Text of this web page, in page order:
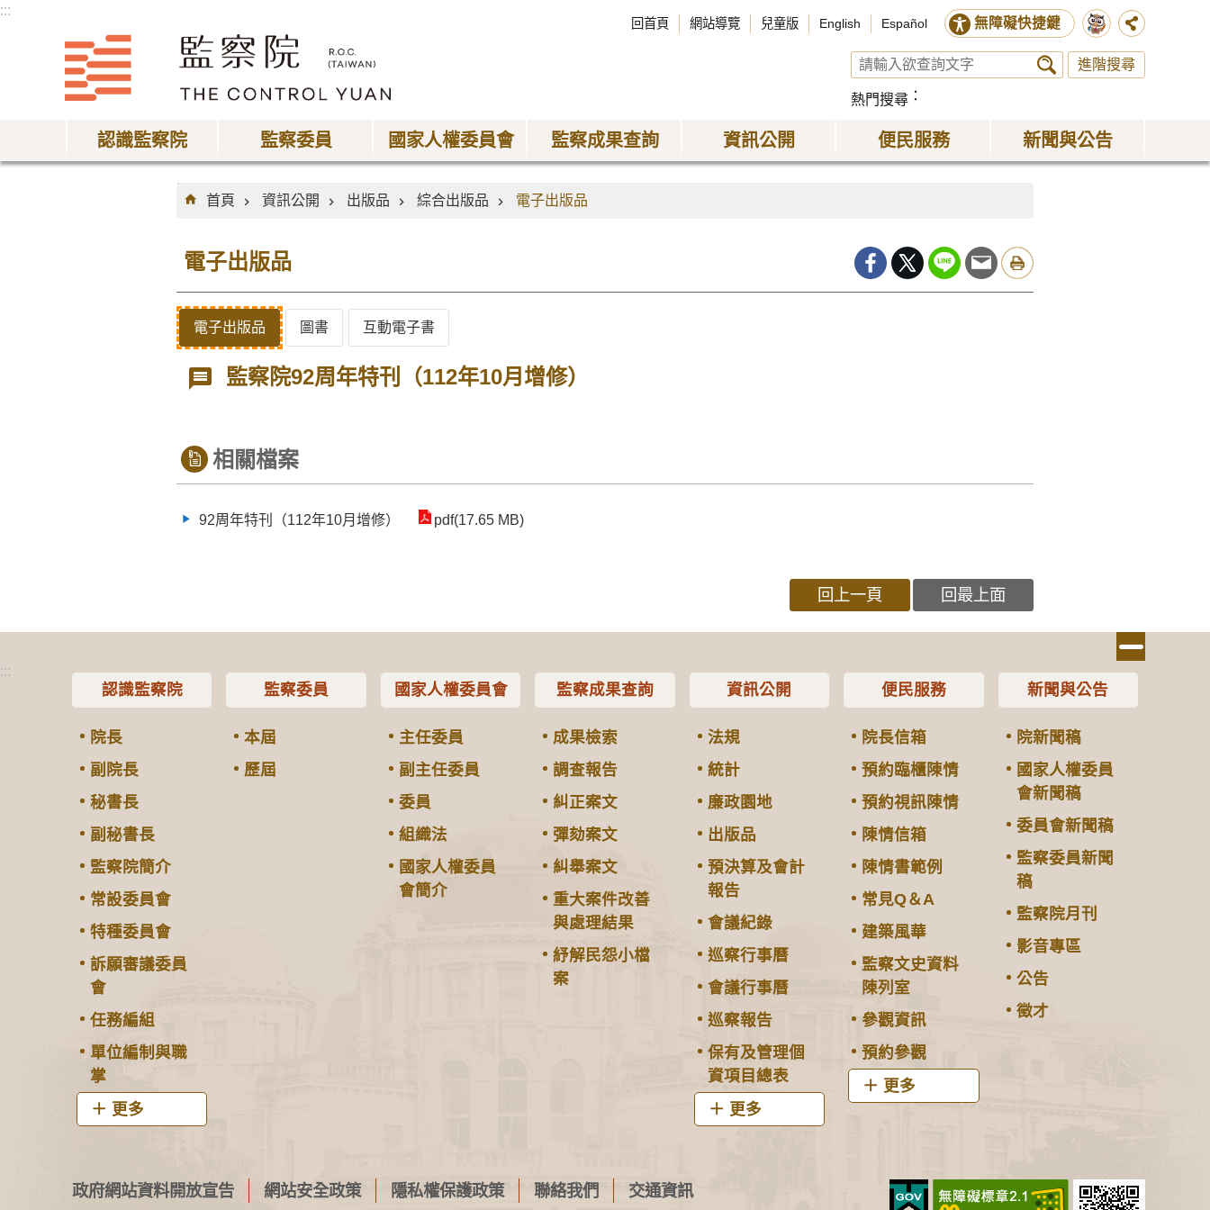
:::
回首頁 網站導覽 兒童版 English Español 無障礙快捷鍵
進階搜尋
熱門搜尋
認識監察院 監察委員 國家人權委員會 監察成果查詢 資訊公開 便民服務 新聞與公告
:::
首頁
資訊公開 出版品 綜合出版品 電子出版品
電子出版品
電子出版品 圖書 互動電子書
監察院92周年特刊（112年10月增修）
相關檔案
92周年特刊（112年10月增修） pdf(17.65 MB)
回上一頁 回最上面
:::
認識監察院
院長
副院長
秘書長
副秘書長
監察院簡介
常設委員會
特種委員會
訴願審議委員
會
任務編組
單位編制與職
掌
更多
監察委員
本屆
歷屆
國家人權委員會
主任委員
副主任委員
委員
組織法
國家人權委員
會簡介
監察成果查詢
成果檢索
調查報告
糾正案文
彈劾案文
糾舉案文
重大案件改善
與處理結果
紓解民怨小檔
案
資訊公開
法規
統計
廉政園地
出版品
預決算及會計
報告
會議紀錄
巡察行事曆
會議行事曆
巡察報告
保有及管理個
資項目總表
更多
便民服務
院長信箱
預約臨櫃陳情
預約視訊陳情
陳情信箱
陳情書範例
常見Q＆A
建築風華
監察文史資料
陳列室
參觀資訊
預約參觀
更多
新聞與公告
院新聞稿
國家人權委員
會新聞稿
委員會新聞稿
監察委員新聞
稿
監察院月刊
影音專區
公告
徵才
政府網站資料開放宣告 網站安全政策 隱私權保護政策 聯絡我們 交通資訊